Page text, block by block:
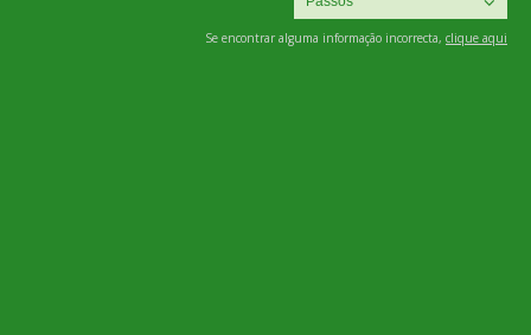
Se encontrar alguma informação incorrecta, clique aqui